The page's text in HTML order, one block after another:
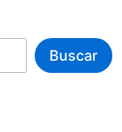
Buscar